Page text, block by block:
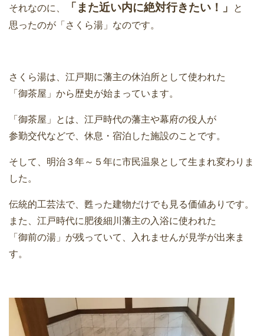
それなのに、 「また近い内に絶対行きたい！」
と
思ったのが「さくら湯」なのです。
さくら湯は、江戸期に藩主の休泊所として使われた
「御茶屋」から歴史が始まっています。
「御茶屋」とは、江戸時代の藩主や幕府の役人が
参勤交代などで、休息・宿泊した施設のことです。
そして、明治３年～５年に市民温泉として生まれ変わりま
した。
伝統的工芸法で、甦った建物だけでも見る価値ありです。
また、江戸時代に肥後細川藩主の入浴に使われた
「御前の湯」が残っていて、入れませんが見学が出来ま
す。